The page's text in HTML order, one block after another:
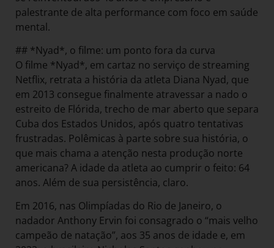
palestrante de alta performance com foco em saúde
mental.
## *Nyad*, o filme: um ponto fora da curva
O filme *Nyad*, em cartaz no serviço de streaming
Netflix, retrata a história da atleta Diana Nyad, que
em 2013 consegue finalmente atravessar a nado o
estreito de Flórida, trecho de mar aberto que separa
Cuba dos Estados Unidos, após quatro tentativas
frustradas. Polêmicas à parte sobre sua história, o
que mais chama a atenção nesta produção norte
americana? A idade da atleta ao cumprir o feito: 64
anos. Além de sua persistência, claro.
Em 2016, nas Olimpíadas do Rio de Janeiro, o
nadador Anthony Ervin foi consagrado o “mais velho
campeão de natação”, aos 35 anos de idade e, em